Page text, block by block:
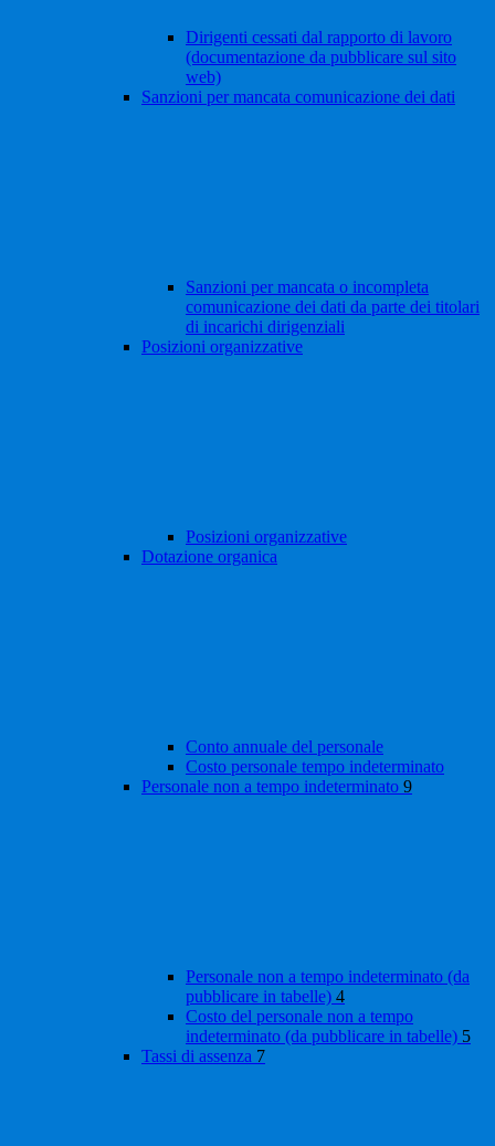
Dirigenti cessati dal rapporto di lavoro
(documentazione da pubblicare sul sito
web)
Sanzioni per mancata comunicazione dei dati
Sanzioni per mancata o incompleta
comunicazione dei dati da parte dei titolari
di incarichi dirigenziali
Posizioni organizzative
Posizioni organizzative
Dotazione organica
Conto annuale del personale
Costo personale tempo indeterminato
Personale non a tempo indeterminato 9
Personale non a tempo indeterminato (da
pubblicare in tabelle) 4
Costo del personale non a tempo
indeterminato (da pubblicare in tabelle) 5
Tassi di assenza 7